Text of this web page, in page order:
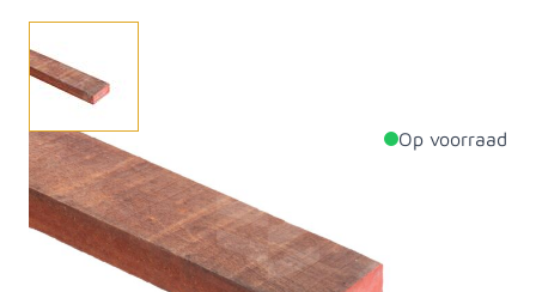
Op voorraad
Productdetails
Dikte
50mm
150mm